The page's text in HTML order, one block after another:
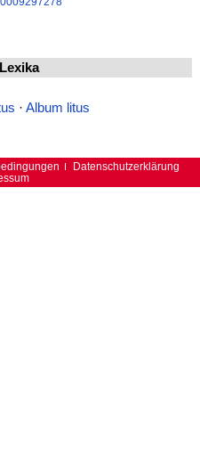
· Album litus
Datenschutzerklärung